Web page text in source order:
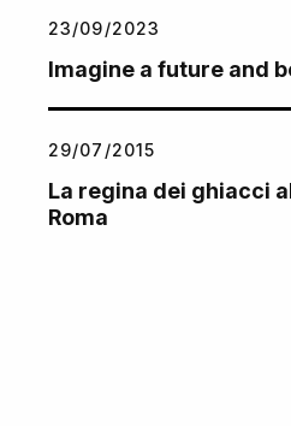
23/09/2023
Imagine a future and
29/07/2015
La regina dei ghiacci
Roma